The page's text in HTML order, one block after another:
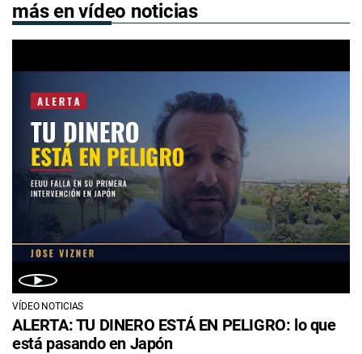
más en vídeo noticias
VÍDEO NOTICIAS
ALERTA: TU DINERO ESTÁ EN PELIGRO: lo que
está pasando en Japón